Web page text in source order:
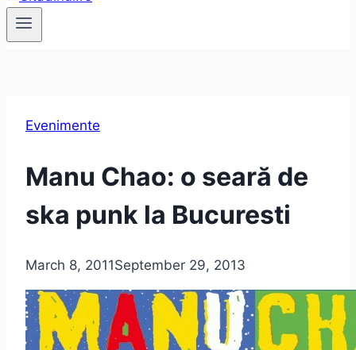
Evenimente
Manu Chao: o seară de
ska punk la Bucuresti
March 8, 2011September 29, 2013